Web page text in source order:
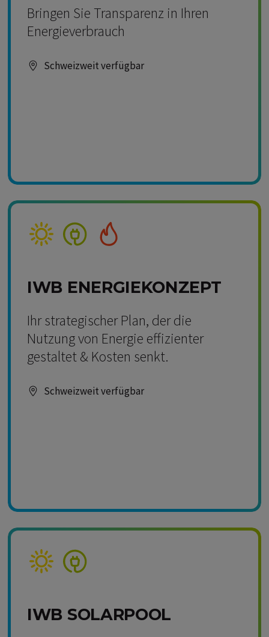
Bringen Sie Transparenz in Ihren
Energieverbrauch
Schweizweit verfügbar
Kompetenz Solar
Kompetenz Strom
Kompetenz Wärme
IWB ENERGIEKONZEPT
Ihr strategischer Plan, der die
Nutzung von Energie effizienter
gestaltet & Kosten senkt.
Schweizweit verfügbar
Kompetenz Solar
Kompetenz Strom
IWB SOLARPOOL